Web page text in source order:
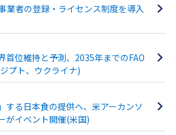
業者の登録・ライセンス制度を導入
首位維持と予測、2035年までのFAO
プト、ウクライナ)
する日本食の提供へ、米アーカンソ
がイベント開催(米国)